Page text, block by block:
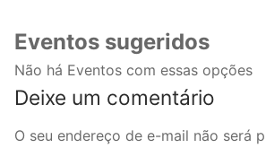
Eventos sugeridos
Não há Eventos com essas opções
Deixe um comentário
O seu endereço de e-mail não será